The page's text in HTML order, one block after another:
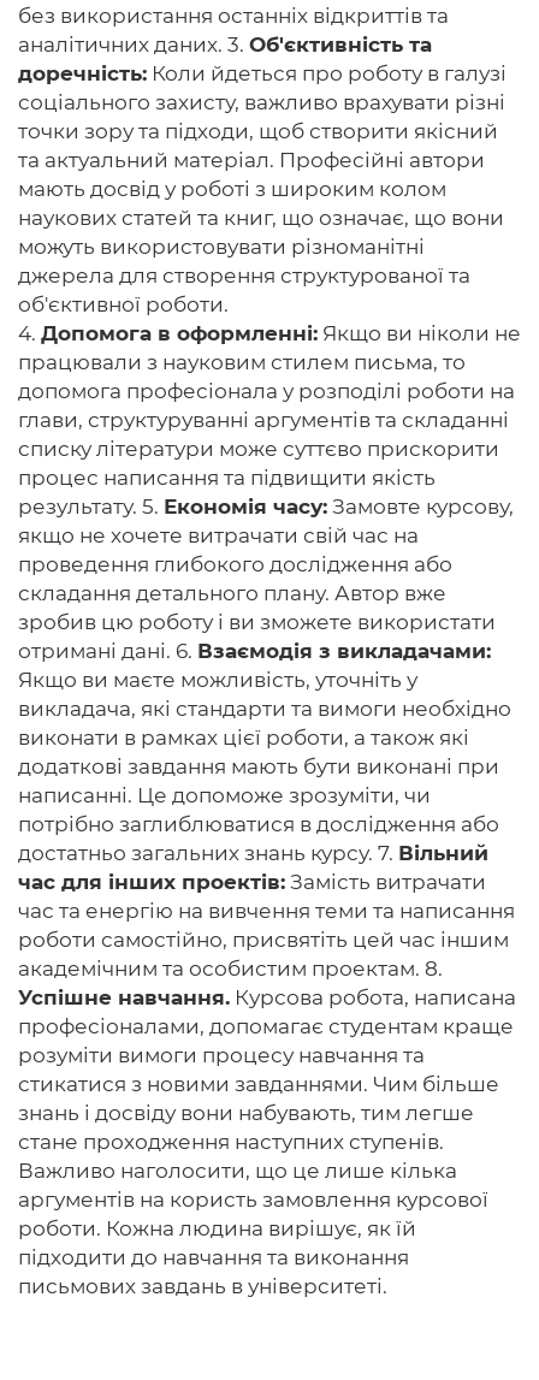
без використання останніх відкриттів та
аналітичних даних. 3. Об'єктивність та
доречність: Коли йдеться про роботу в галузі
соціального захисту, важливо врахувати різні
точки зору та підходи, щоб створити якісний
та актуальний матеріал. Професійні автори
мають досвід у роботі з широким колом
наукових статей та книг, що означає, що вони
можуть використовувати різноманітні
джерела для створення структурованої та
об'єктивної роботи.
4. Допомога в оформленні: Якщо ви ніколи не
працювали з науковим стилем письма, то
допомога професіонала у розподілі роботи на
глави, структуруванні аргументів та складанні
списку літератури може суттєво прискорити
процес написання та підвищити якість
результату. 5. Економія часу: Замовте курсову,
якщо не хочете витрачати свій час на
проведення глибокого дослідження або
складання детального плану. Автор вже
зробив цю роботу і ви зможете використати
отримані дані. 6. Взаємодія з викладачами:
Якщо ви маєте можливість, уточніть у
викладача, які стандарти та вимоги необхідно
виконати в рамках цієї роботи, а також які
додаткові завдання мають бути виконані при
написанні. Це допоможе зрозуміти, чи
потрібно заглиблюватися в дослідження або
достатньо загальних знань курсу. 7. Вільний
час для інших проектів: Замість витрачати
час та енергію на вивчення теми та написання
роботи самостійно, присвятіть цей час іншим
академічним та особистим проектам. 8.
Успішне навчання. Курсова робота, написана
професіоналами, допомагає студентам краще
розуміти вимоги процесу навчання та
стикатися з новими завданнями. Чим більше
знань і досвіду вони набувають, тим легше
стане проходження наступних ступенів.
Важливо наголосити, що це лише кілька
аргументів на користь замовлення курсової
роботи. Кожна людина вирішує, як їй
підходити до навчання та виконання
письмових завдань в університеті.